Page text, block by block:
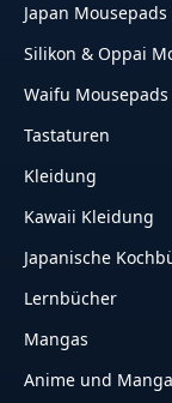
Japan Mousepads
Silikon & Oppai
Waifu Mousepads
Tastaturen
Kleidung
Kawaii Kleidung
Japanische
Lernbücher
Mangas
Anime und